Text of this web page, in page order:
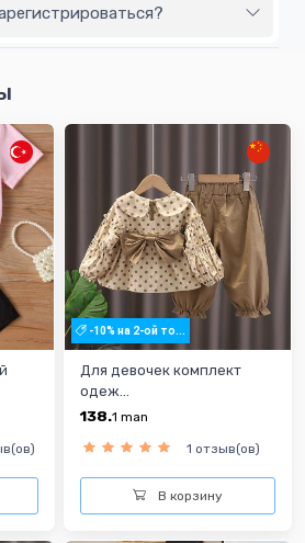
-10% на 2-ой то...
Для девочек комплект
одеж...
138.1 man
1 отзыв(ов)
В корзину